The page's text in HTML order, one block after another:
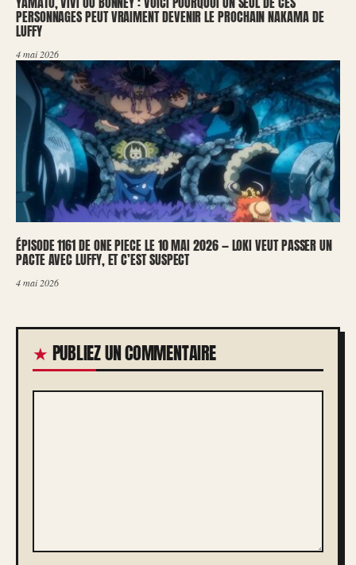
PERSONNAGES PEUT VRAIMENT DEVENIR LE PROCHAIN NAKAMA DE
LUFFY
4 mai 2026
ÉPISODE 1161 DE ONE PIECE LE 10 MAI 2026 — LOKI VEUT PASSER UN
PACTE AVEC LUFFY, ET C’EST SUSPECT
4 mai 2026
PUBLIEZ UN COMMENTAIRE
COMMENTAIRE